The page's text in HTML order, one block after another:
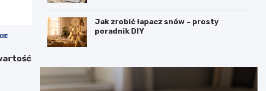
Jak zrobić łapacz snów – prosty
poradnik DIY